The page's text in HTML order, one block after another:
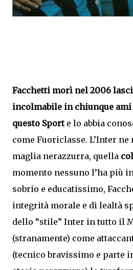
Facchetti morì nel 2006
incolmabile in chiunque ami
questo Sport e lo abbia
come Fuoriclasse. L’Inter
maglia nerazzurra, quella
momento nessuno l’ha più
sobrio e educatissimo,
integrità morale e di lealtà
dello “stile” Inter in tutto il
(stranamente) come
(tecnico bravissimo e parte